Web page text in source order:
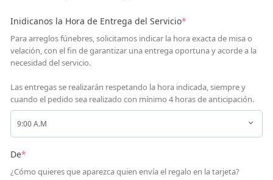
Inidicanos la Hora de Entrega del Servicio*
Para arreglos fúnebres, solicitamos indicar la hora exacta de misa o
velación, con el fin de garantizar una entrega oportuna y acorde a la
necesidad del servicio.
Las entregas se realizarán respetando la hora indicada, siempre y
cuando el pedido sea realizado con mínimo 4 horas de anticipación.
De*
¿Cómo quieres que aparezca quien envía el regalo en la tarjeta?